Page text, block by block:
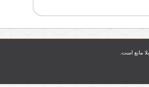
مانع است.